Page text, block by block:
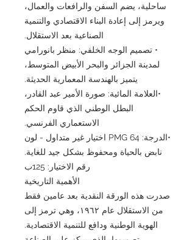
ساحلية، يضم السفن والرافعات والعمال،
ويرمز إلى إعادة البناء الاقتصادي والتنمية
الصناعية بعد الاستقلال.
• تصميم الوجه الخلفي: منظر بانورامي
لمدينة الجزائر والبحر الأبيض المتوسط،
يتميز بالهندسة المعمارية الحديثة.
•العلامة المائية: صورة الأمير عبد القادر،
البطل الوطني الذي قاوم الحكم
الاستعماري الفرنسي.
•الدرجة: PMG 64 اختيار غير متداول - لون
نابض بالحياة ومحفوظ بشكل جيد للغاية.
رقم الاختيار: 125ب
الأهمية التاريخية
صدرت هذه الورقة النقدية بعد عامين فقط
من الاستقلال عام ١٩٦٢، وهي ترمز إلى
الهوية الوطنية ودافع للتنمية الاقتصادية.